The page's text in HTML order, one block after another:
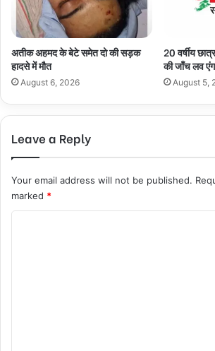
अतीक अहमद के बेटे समेत दो की सड़क
हादसे में मौत
August 6, 2026
20 वर्षीय
की जाँच लव
August 5,
Leave a Reply
Your email address will not be published.
marked *